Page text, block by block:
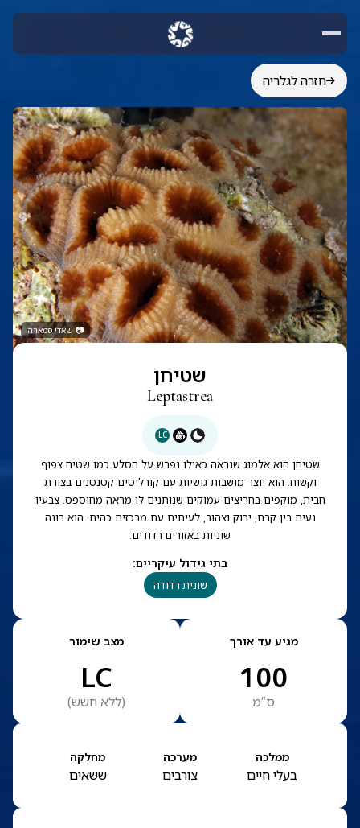
חזרה לגלריה
📷שאדי סמארה
שטיחן
Leptastrea
LC
שטיחן הוא אלמוג שנראה כאילו נפרש על הסלע כמו שטיח צפוף
וקשוח. הוא יוצר מושבות גושיות עם קורליטים קטנטנים בצורת
חבית, מוקפים בחריצים עמוקים שנותנים לו מראה מחוספס. צבעיו
נעים בין קרם, ירוק וצהוב, לעיתים עם מרכזים כהים. הוא בונה
שוניות באזורים רדודים.
בתי גידול עיקריים:
שונית רדודה
מגיע עד אורך
100
ס”מ
מצב שימור
LC
(ללא חשש)
ממלכה
בעלי חיים
מערכה
צורבים
מחלקה
ששאים